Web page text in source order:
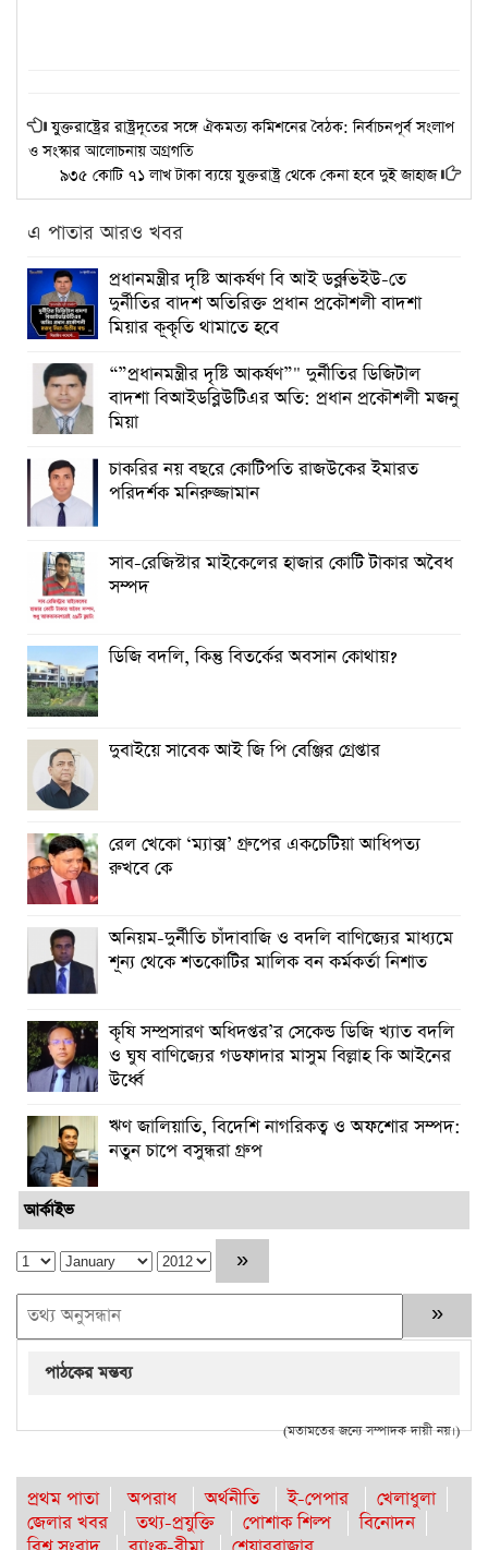
যুক্তরাষ্ট্রের রাষ্ট্রদূতের সঙ্গে ঐকমত্য কমিশনের বৈঠক: নির্বাচনপূর্ব সংলাপ
ও সংস্কার আলোচনায় অগ্রগতি
৯৩৫ কোটি ৭১ লাখ টাকা ব্যয়ে যুক্তরাষ্ট্র থেকে কেনা হবে দুই জাহাজ
এ পাতার আরও খবর
প্রধানমন্ত্রীর দৃষ্টি আকর্ষণ বি আই ডব্লুভিইউ-তে
দুর্নীতির বাদশ অতিরিক্ত প্রধান প্রকৌশলী বাদশা
মিয়ার কূকৃতি থামাতে হবে
“”প্রধানমন্ত্রীর দৃষ্টি আকর্ষণ”" দুর্নীতির ডিজিটাল
বাদশা বিআইডব্লিউটিএর অতি: প্রধান প্রকৌশলী মজনু
মিয়া
চাকরির নয় বছরে কোটিপতি রাজউকের ইমারত
পরিদর্শক মনিরুজ্জামান
সাব-রেজিস্টার মাইকেলের হাজার কোটি টাকার অবৈধ
সম্পদ
ডিজি বদলি, কিন্তু বিতর্কের অবসান কোথায়?
দুবাইয়ে সাবেক আই জি পি বেঞ্জির গ্রেপ্তার
রেল খেকো ‘ম্যাক্স’ গ্রুপের একচেটিয়া আধিপত্য
রুখবে কে
অনিয়ম-দুর্নীতি চাঁদাবাজি ও বদলি বাণিজ্যের মাধ্যমে
শূন্য থেকে শতকোটির মালিক বন কর্মকর্তা নিশাত
কৃষি সম্প্রসারণ অধিদপ্তর’র সেকেন্ড ডিজি খ্যাত বদলি
ও ঘুষ বাণিজ্যের গডফাদার মাসুম বিল্লাহ কি আইনের
উর্ধ্বে
ঋণ জালিয়াতি, বিদেশি নাগরিকত্ব ও অফশোর সম্পদ:
নতুন চাপে বসুন্ধরা গ্রুপ
আর্কাইভ
পাঠকের মন্তব্য
(মতামতের জন্যে সম্পাদক দায়ী নয়।)
প্রথম পাতা অপরাধ অর্থনীতি ই-পেপার
খেলাধুলা
জেলার খবর
তথ্য-প্রযুক্তি পোশাক শিল্প
বিনোদন